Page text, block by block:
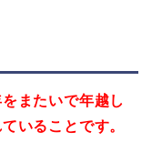
またいで年越し
いることです。